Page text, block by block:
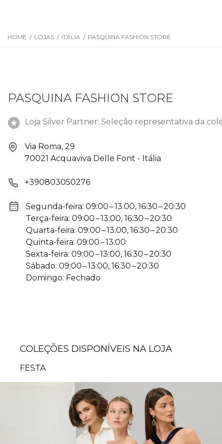
HOME / LOJAS / ITÁLIA / PASQUINA FASHION STORE
PASQUINA FASHION STORE
Loja Silver Partner: Seleção representativa da
Via Roma, 29
70021 Acquaviva Delle Font - Itália
+390803050276
Segunda-feira: 09:00 – 13:00, 16:30 – 20:30
Terça-feira: 09:00 – 13:00, 16:30 – 20:30
Quarta-feira: 09:00 – 13:00, 16:30 – 20:30
Quinta-feira: 09:00 – 13:00
Sexta-feira: 09:00 – 13:00, 16:30 – 20:30
Sábado: 09:00 – 13:00, 16:30 – 20:30
Domingo: Fechado
COLEÇÕES DISPONÍVEIS NA LOJA
FESTA